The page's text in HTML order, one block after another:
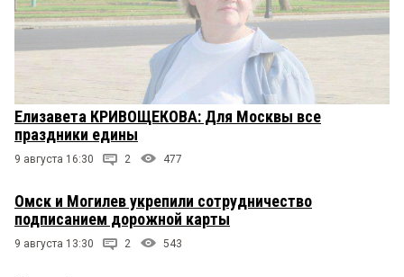
Елизавета КРИВОЩЕКОВА: Для Москвы все
праздники едины
9 августа 16:30 2 477
Омск и Могилев укрепили сотрудничество
подписанием дорожной карты
9 августа 13:30 2 543